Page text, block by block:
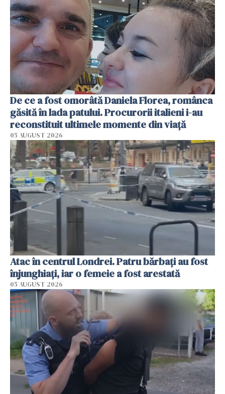
De ce a fost omorâtă Daniela Florea, românca
găsită în lada patului. Procurorii italieni i-au
reconstituit ultimele momente din viață
05 AUGUST 2026
Atac în centrul Londrei. Patru bărbați au fost
înjunghiați, iar o femeie a fost arestată
05 AUGUST 2026